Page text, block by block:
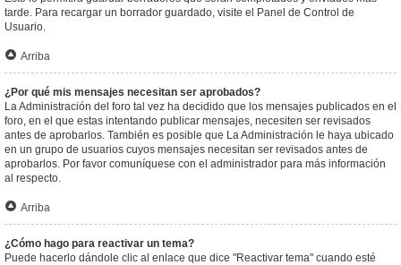
tarde. Para recargar un borrador guardado, visite el Panel de Control de
Usuario.
Arriba
¿Por qué mis mensajes necesitan ser aprobados?
La Administración del foro tal vez ha decidido que los mensajes publicados en el
foro, en el que estas intentando publicar mensajes, necesiten ser revisados
antes de aprobarlos. También es posible que La Administración le haya ubicado
en un grupo de usuarios cuyos mensajes necesitan ser revisados antes de
aprobarlos. Por favor comuníquese con el administrador para más información
al respecto.
Arriba
¿Cómo hago para reactivar un tema?
Puede hacerlo dándole clic al enlace que dice "Reactivar tema" cuando esté